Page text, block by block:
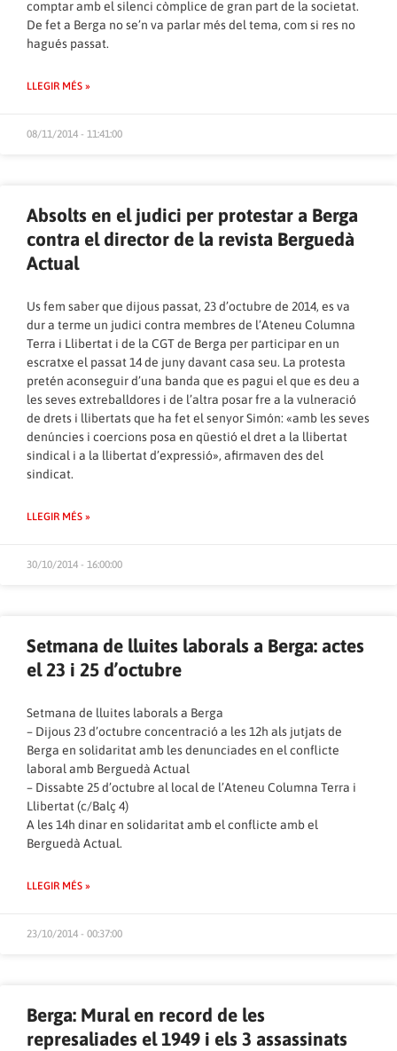
comptar amb el silenci còmplice de gran part de la societat.
De fet a Berga no se’n va parlar més del tema, com si res no
hagués passat.
LLEGIR MÉS »
08/11/2014 - 11:41:00
Absolts en el judici per protestar a Berga
contra el director de la revista Berguedà
Actual
Us fem saber que dijous passat, 23 d’octubre de 2014, es va
dur a terme un judici contra membres de l’Ateneu Columna
Terra i Llibertat i de la CGT de Berga per participar en un
escratxe el passat 14 de juny davant casa seu. La protesta
pretén aconseguir d’una banda que es pagui el que es deu a
les seves extreballdores i de l’altra posar fre a la vulneració
de drets i llibertats que ha fet el senyor Simón: «amb les seves
denúncies i coercions posa en qüestió el dret a la llibertat
sindical i a la llibertat d’expressió», afirmaven des del
sindicat.
LLEGIR MÉS »
30/10/2014 - 16:00:00
Setmana de lluites laborals a Berga: actes
el 23 i 25 d’octubre
Setmana de lluites laborals a Berga
– Dijous 23 d’octubre concentració a les 12h als jutjats de
Berga en solidaritat amb les denunciades en el conflicte
laboral amb Berguedà Actual
– Dissabte 25 d’octubre al local de l’Ateneu Columna Terra i
Llibertat (c/Balç 4)
A les 14h dinar en solidaritat amb el conflicte amb el
Berguedà Actual.
LLEGIR MÉS »
23/10/2014 - 00:37:00
Berga: Mural en record de les
represaliades el 1949 i els 3 assassinats